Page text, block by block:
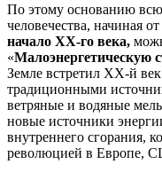
По этому основанию
человечества, начиная от
начало ХХ-го века,
«Малоэнергетическую
Земле встретил ХХ-й
традиционными
ветряные и водяные
новые источники
внутреннего сгорания,
революцией в Европе,